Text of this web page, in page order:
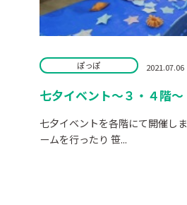
ぽっぽ 2021.07.06
七夕イベント～３・４階～
七夕イベントを各階にて開催し
ームを行ったり 笹...